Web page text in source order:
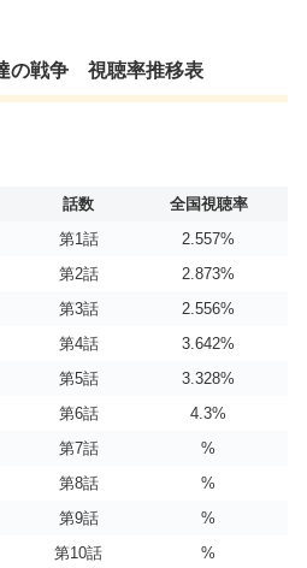
の戦争 視聴率推移表
話数
全国視聴率
第1話
2.557%
第2話
2.873%
第3話
2.556%
第4話
3.642%
第5話
3.328%
第6話
4.3%
第7話
%
第8話
%
第9話
%
第10話
%